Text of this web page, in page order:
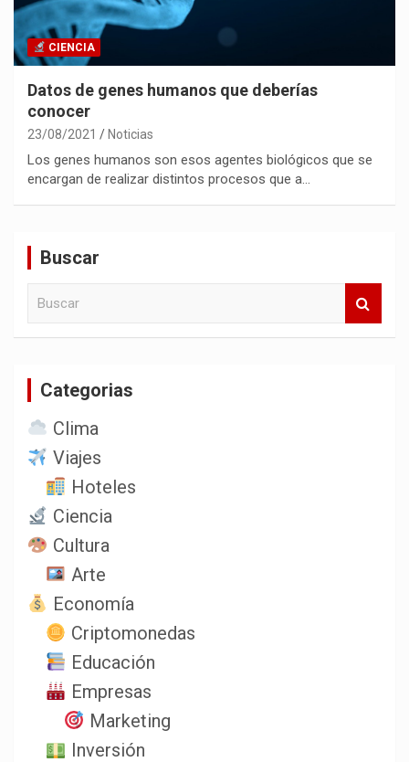
CIENCIA
Datos de genes humanos que deberías
conocer
23/08/2021 Noticias
Los genes humanos son esos agentes biológicos que se
encargan de realizar distintos procesos que a…
Buscar
Categorias
Clima
Viajes
Hoteles
Ciencia
Cultura
Arte
Economía
Criptomonedas
Educación
Empresas
Marketing
Inversión